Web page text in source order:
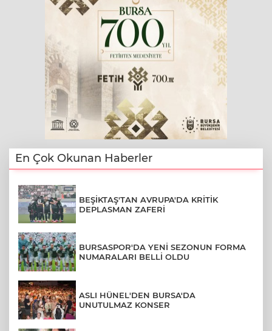
En Çok Okunan Haberler
BEŞİKTAŞ'TAN AVRUPA'DA KRİTİK
DEPLASMAN ZAFERİ
BURSASPOR'DA YENİ SEZONUN FORMA
NUMARALARI BELLİ OLDU
ASLI HÜNEL'DEN BURSA'DA
UNUTULMAZ KONSER